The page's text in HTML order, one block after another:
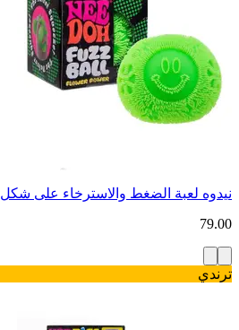
نيدوه لعبة الضغط والاسترخاء على
79.00
ترندي